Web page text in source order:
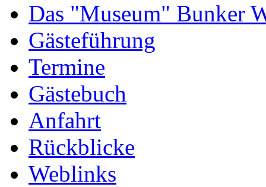
Das "Museum" Bunker
Gästeführung
Termine
Gästebuch
Anfahrt
Rückblicke
Weblinks